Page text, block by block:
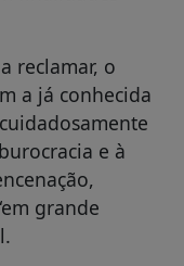
reclamar, o
a já conhecida
e à
grande